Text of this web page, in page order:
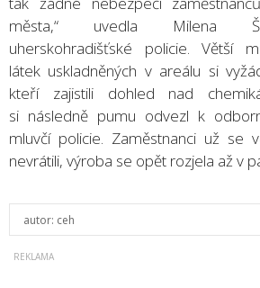
města,“ uvedla Milena
uherskohradišťské policie. Větší
látek uskladněných v areálu si
kteří zajistili dohled nad
si následně pumu odvezl k
mluvčí policie. Zaměstnanci už se
nevrátili, výroba se opět rozjela až v
autor: ceh